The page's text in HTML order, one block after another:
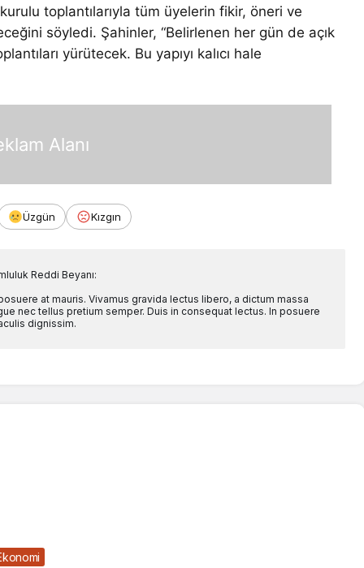
toplantılarıyla tüm üyelerin fikir, öneri ve
söyledi. Şahinler, “Belirlenen her gün de açık
yürütecek. Bu yapıyı kalıcı hale
Alanı
Üzgün Kızgın
Reddi Beyanı:
at mauris. Vivamus gravida lectus libero, a dictum massa
nec tellus pretium semper. Duis in consequat lectus. In posuere
dignissim.